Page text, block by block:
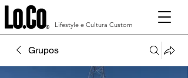
Lifestyle e Cultura Custom
Grupos